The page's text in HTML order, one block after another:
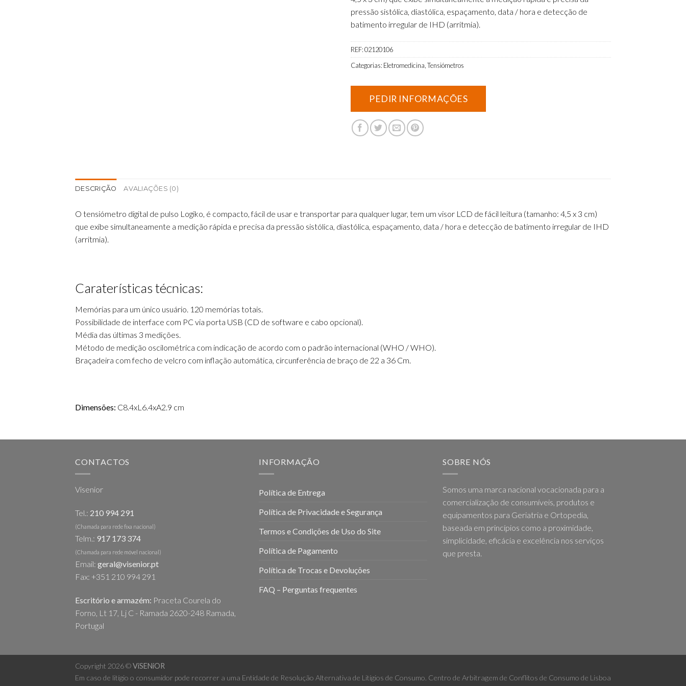
pressão sistólica, diastólica, espaçamento, data / hora e detecção de
batimento irregular de IHD (arritmia).
REF:02120106
Categorias: Eletromedicina Tensiómetros
DESCRIÇÃO AVALIAÇÕES (0)
O tensiómetro digital de pulso Logiko, é compacto, fácil de usar e transportar para qualquer lugar, tem um visor LCD de fácil leitura (tamanho: 4,5 x 3 cm)
que exibe simultaneamente a medição rápida e precisa da pressão sistólica, diastólica, espaçamento, data / hora e detecção de batimento irregular de IHD
(arritmia).
Caraterísticas técnicas:
Memórias para um único usuário. 120 memórias totais.
Possibilidade de interface com PC via porta USB (CD de software e cabo opcional).
Média das últimas 3 medições.
Método de medição oscilométrica com indicação de acordo com o padrão internacional (WHO / WHO).
Braçadeira com fecho de velcro com inflação automática, circunferência de braço de 22 a 36 Cm.
Dimensões: C8.4xL6.4xA2.9 cm
CONTACTOS
Visenior
Tel.: 210 994 291
(Chamada para rede fixa nacional)
Telm.: 917 173 374
(Chamada para rede móvel nacional)
Email: geral@visenior.pt
Fax: +351 210 994 291
Escritório e armazém: Praceta Courela do
Forno, Lt 17, Lj C - Ramada 2620-248 Ramada,
Portugal
INFORMAÇÃO
Política de Entrega
Política de Privacidade e Segurança
Termos e Condições de Uso do Site
Política de Pagamento
Política de Trocas e Devoluções
FAQ – Perguntas frequentes
SOBRE NÓS
Somos uma marca nacional vocacionada para a
comercialização de consumíveis, produtos e
equipamentos para Geriatria e Ortopedia,
baseada em princípios como a proximidade,
simplicidade, eficácia e excelência nos serviços
que presta.
Copyright 2026 ©ViSENiOR
Em caso de litígio o consumidor pode recorrer a uma Entidade de Resolução Alternativa de Litígios de Consumo. Centro de Arbitragem de Conflitos de Consumo de Lisboa